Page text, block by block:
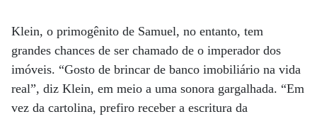
Klein, o primogênito de Samuel, no entanto, tem
grandes chances de ser chamado de o imperador dos
imóveis. “Gosto de brincar de banco imobiliário na vida
real”, diz Klein, em meio a uma sonora gargalhada. “Em
vez da cartolina, prefiro receber a escritura da